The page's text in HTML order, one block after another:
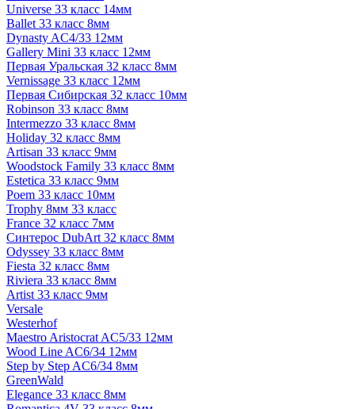
Universe 33 класс 14мм
Ballet 33 класс 8мм
Dynasty AC4/33 12мм
Gallery Mini 33 класс 12мм
Первая Уральская 32 класс 8мм
Vernissage 33 класс 12мм
Первая Сибирская 32 класс 10мм
Robinson 33 класс 8мм
Intermezzo 33 класс 8мм
Holiday 32 класс 8мм
Artisan 33 класс 9мм
Woodstock Family 33 класс 8мм
Estetica 33 класс 9мм
Poem 33 класс 10мм
Trophy 8мм 33 класс
France 32 класс 7мм
Синтерос DubArt 32 класс 8мм
Odyssey 33 класс 8мм
Fiesta 32 класс 8мм
Riviera 33 класс 8мм
Artist 33 класс 9мм
Versale
Westerhof
Maestro Aristocrat AC5/33 12мм
Wood Line AC6/34 12мм
Step by Step AC6/34 8мм
GreenWald
Elegance 33 класс 8мм